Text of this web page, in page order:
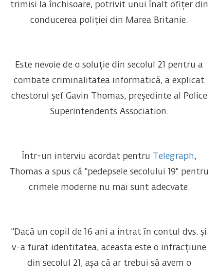
trimisi la închisoare, potrivit unui înalt ofițer din
conducerea poliției din Marea Britanie.
Este nevoie de o soluție din secolul 21 pentru a
combate criminalitatea informatică, a explicat
chestorul șef Gavin Thomas, președinte al Police
Superintendents Association.
Într-un interviu acordat pentru Telegraph,
Thomas a spus că "pedepsele secolului 19" pentru
crimele moderne nu mai sunt adecvate.
"Dacă un copil de 16 ani a intrat în contul dvs. și
v-a furat identitatea, aceasta este o infracțiune
din secolul 21, așa că ar trebui să avem o